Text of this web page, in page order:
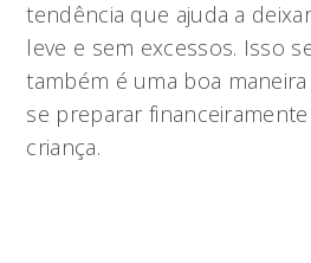
tendência que ajuda a
leve e sem excessos. Isso
também é uma boa
se preparar
criança.